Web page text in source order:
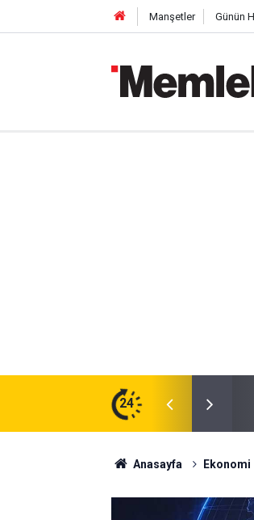
Manşetler Günün
24
Otomobilde Şoke Eden Sonuç: 1.89 Promil
Anasayfa Ekonomi